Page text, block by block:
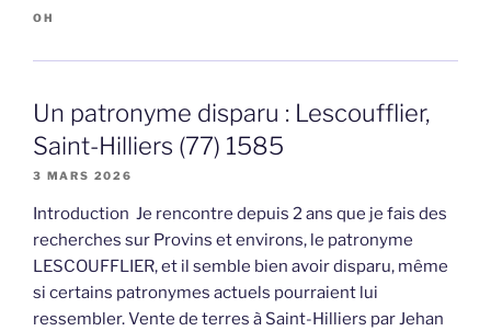
OH
Un patronyme disparu : Lescoufflier,
Saint-Hilliers (77) 1585
3 MARS 2026
Introduction Je rencontre depuis 2 ans que je fais des
recherches sur Provins et environs, le patronyme
LESCOUFFLIER, et il semble bien avoir disparu, même
si certains patronymes actuels pourraient lui
ressembler. Vente de terres à Saint-Hilliers par Jehan